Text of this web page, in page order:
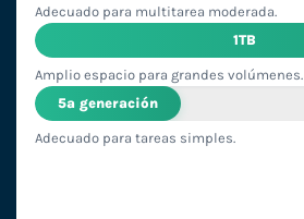
Adecuado para multitarea moderada.
1TB
Amplio espacio para grandes volúmenes.
5ª generación
Adecuado para tareas simples.